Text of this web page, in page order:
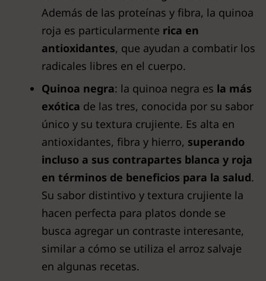
Además de las proteínas y fibra, la quinoa
roja es particularmente rica en
antioxidantes, que ayudan a combatir los
radicales libres en el cuerpo.
Quinoa negra: la quinoa negra es la más
exótica de las tres, conocida por su sabor
único y su textura crujiente. Es alta en
antioxidantes, fibra y hierro, superando
incluso a sus contrapartes blanca y roja
en términos de beneficios para la salud.
Su sabor distintivo y textura crujiente la
hacen perfecta para platos donde se
busca agregar un contraste interesante,
similar a cómo se utiliza el arroz salvaje
en algunas recetas.